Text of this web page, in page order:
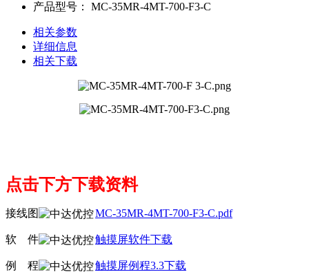
产品型号：
MC-35MR-4MT-700-F3-C
相关参数
详细信息
相关下载
点击下方下载资料
接线图 MC-35MR-4MT-700-F3-C.pdf
软 件 触摸屏软件下载
例 程 触摸屏例程3.3下载